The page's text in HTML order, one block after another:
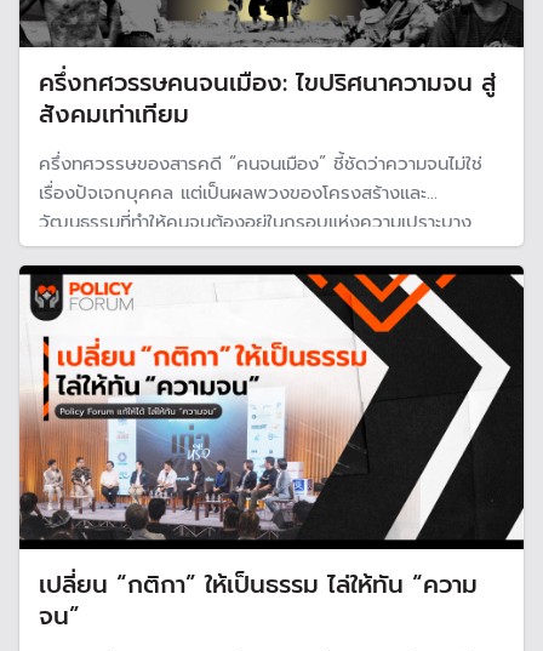
ครึ่งทศวรรษคนจนเมือง: ไขปริศนาความจน สู่
สังคมเท่าเทียม
ครึ่งทศวรรษของสารคดี “คนจนเมือง” ชี้ชัดว่าความจนไม่ใช่
เรื่องปัจเจกบุคคล แต่เป็นผลพวงของโครงสร้างและ
วัฒนธรรมที่ทำให้คนจนต้องอยู่ในกรอบแห่งความเปราะบาง
ขณะที่สังคมเคยชินกับการช่วยเหลือแบบเวทนานิยม โดยมอง
ข้ามรากเหง้าของปัญหา
เปลี่ยน “กติกา” ให้เป็นธรรม ไล่ให้ทัน “ความ
จน”